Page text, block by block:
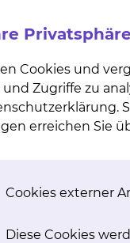
Privatsphäre
Cookies und
Zugriffe zu
erreichen Sie
Cookies externer
Diese Cookies